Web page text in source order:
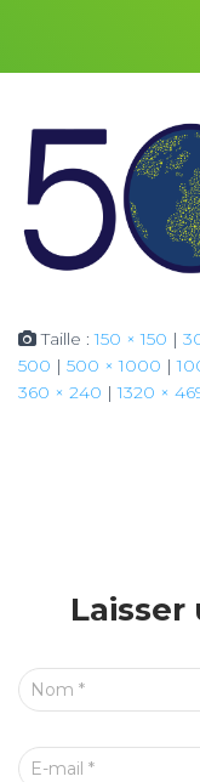
Taille :150 × 150 |
500 | 500 × 1000 |
360 × 240 | 1320 ×
Nom *
E-mail *